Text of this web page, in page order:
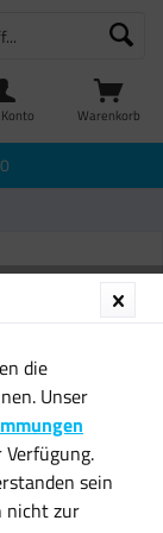
Warenkorb
die
Unser
sein
nicht zur